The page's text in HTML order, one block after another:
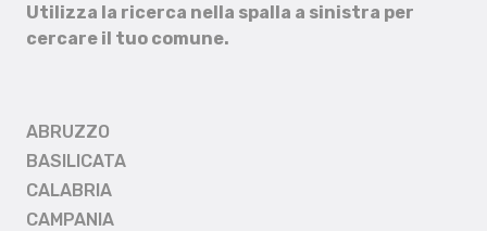
Utilizza la ricerca nella spalla a sinistra per
cercare il tuo comune.
ABRUZZO
BASILICATA
CALABRIA
CAMPANIA